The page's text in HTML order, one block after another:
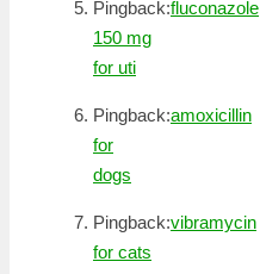
Pingback:fluconazole
150 mg
for uti
Pingback:amoxicillin
for
dogs
Pingback:vibramycin
for cats